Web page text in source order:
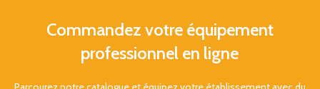
Commandez votre équipement
professionnel en ligne